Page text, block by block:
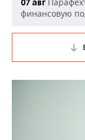
07 авг
финансовую